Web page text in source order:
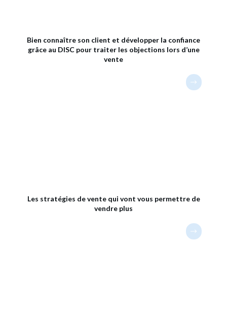
Bien connaître son client et développer la confiance
grâce au DISC pour traiter les objections lors d’une
vente
Les stratégies de vente qui vont vous permettre de
vendre plus